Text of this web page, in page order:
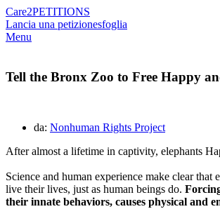
Care2PETITIONS
Lancia una petizionesfoglia
Menu
Tell the Bronx Zoo to Free Happy
da: Nonhuman Rights Project
After almost a lifetime in captivity, elephants
Science and human experience make clear
live their lives, just as human beings do.
their innate behaviors, causes physical and